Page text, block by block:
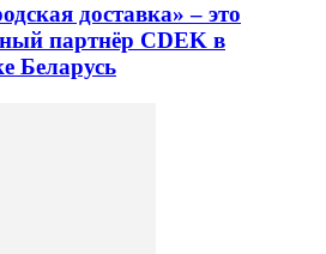
доставка» – это
партнёр CDEK в
Беларусь